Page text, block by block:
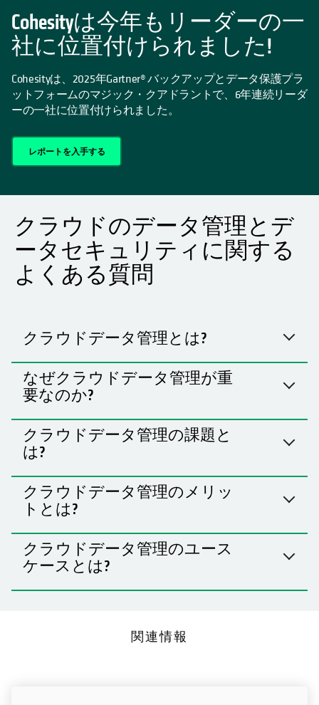
Cohesityは今年もリーダーの一
社に位置付けられました!
Cohesityは、2025年Gartner® バックアップとデータ保護プラ
ットフォームのマジック・クアドラントで、6年連続リーダ
ーの一社に位置付けられました。
レポートを入手する
クラウドのデータ管理とデ
ータセキュリティに関する
よくある質問
クラウドデータ管理とは?
なぜクラウドデータ管理が重
要なのか?
クラウドデータ管理の課題と
は?
クラウドデータ管理のメリッ
トとは?
クラウドデータ管理のユース
ケースとは?
関連情報